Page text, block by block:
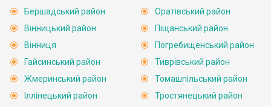
Бершадський район
Вінницький район
Вінниця
Гайсинський район
Жмеринський район
Іллінецький район
Оратівський район
Піщанський район
Погребищенський район
Тиврівський район
Томашпільський район
Тростянецький район